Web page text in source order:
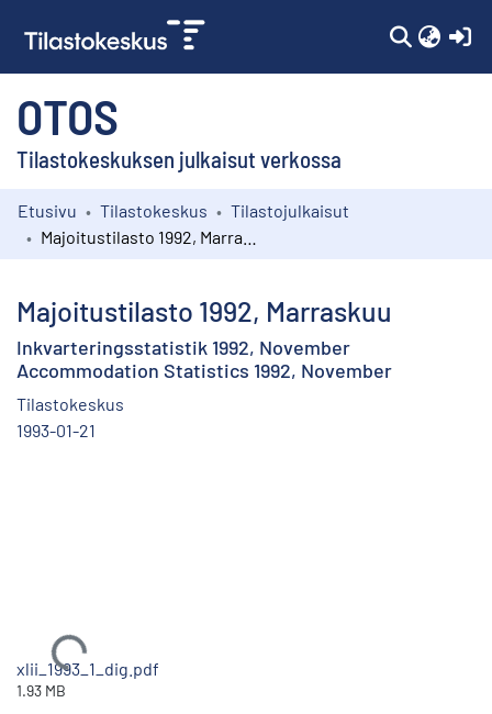
OTOS
Tilastokeskuksen julkaisut verkossa
Kokoelmat
Etusivu Tilastokeskus
Tilastojulkaisut
Majoitustilasto 1992, Marraskuu
Inkvarteringsstatistik 1992, November
Accommodation Statistics 1992, November
Tilastokeskus
1993-01-21
Ladataan...
xlii_1993_1_dig.pdf
1.93 MB